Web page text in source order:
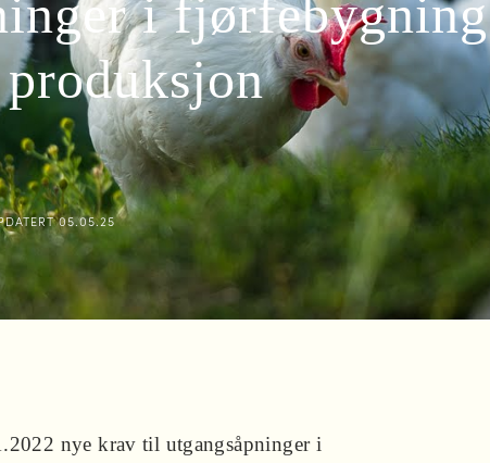
i fjørfebygning
05.05.25
nye krav til utgangsåpninger i